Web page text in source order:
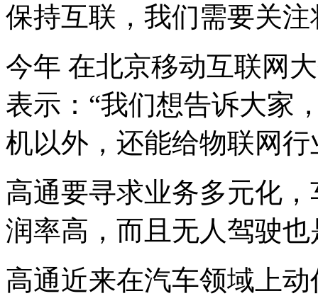
保持互联，我们需要关
今年 在北京移动互联网
表示：“我们想告诉大家
机以外，还能给物联网
高通要寻求业务多元化
润率高，而且无人驾驶
高通近来在汽车领域上